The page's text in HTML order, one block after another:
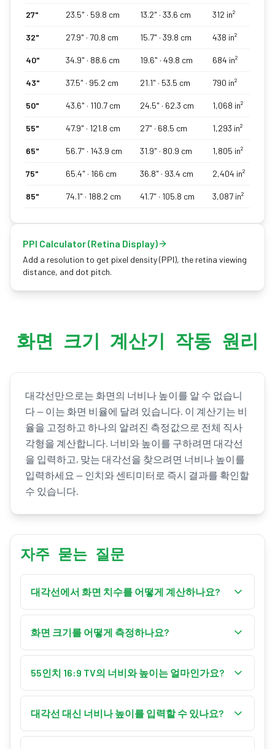
27" 23.5" · 59.8 cm 13.2" · 33.6 cm 312 in²
32" 27.9" · 70.8 cm 15.7" · 39.8 cm 438 in²
40" 34.9" · 88.6 cm 19.6" · 49.8 cm 684 in²
43" 37.5" · 95.2 cm 21.1" · 53.5 cm 790 in²
50" 43.6" · 110.7 cm 24.5" · 62.3 cm 1,068 in²
55" 47.9" · 121.8 cm 27" · 68.5 cm 1,293 in²
65" 56.7" · 143.9 cm 31.9" · 80.9 cm 1,805 in²
75" 65.4" · 166 cm 36.8" · 93.4 cm 2,404 in²
85" 74.1" · 188.2 cm 41.7" · 105.8 cm 3,087 in²
PPI Calculator (Retina Display)
Add a resolution to get pixel density (PPI), the retina viewing
distance, and dot pitch.
화면 크기 계산기 작동 원리
대각선만으로는 화면의 너비나 높이를 알 수 없습니
다 — 이는 화면 비율에 달려 있습니다. 이 계산기는 비
율을 고정하고 하나의 알려진 측정값으로 전체 직사
각형을 계산합니다. 너비와 높이를 구하려면 대각선
을 입력하고, 맞는 대각선을 찾으려면 너비나 높이를
입력하세요 — 인치와 센티미터로 즉시 결과를 확인할
수 있습니다.
자주 묻는 질문
대각선에서 화면 치수를 어떻게 계산하나요?
화면 비율 w:h에 대해 대각선 계수 k = √(w² + h²)입
니다. 너비 = 대각선 × w ÷ k, 높이 = 대각선 × h ÷ k.
미터로 즉시 계산합니다.
화면 크기를 어떻게 측정하나요?
화면 크기는 대각선입니다 — 베젤을 제외하고 보
이는 패널의 한쪽 모서리에서 반대쪽 모서리까지
각선을 올바른 화면 비율과 함께 입력하면 정확한
너비와 높이를 얻을 수 있습니다.
55인치 16:9 TV의 너비와 높이는 얼마인가요?
55인치 16:9 화면은 너비 약 47.9"(121.8cm), 높이 약
27.0"(68.5cm)이며 시청 면적은 약 1293 in²입니다. 55
대각선 대신 너비나 높이를 입력할 수 있나요?
네. 선택기를 너비나 높이로 전환하고 가지고 있는